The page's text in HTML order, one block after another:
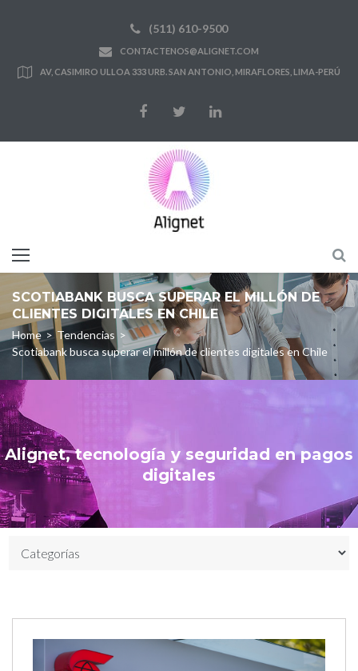
(511) 610-9500
CONTACTENOS@ALIGNET.COM
AV, CASIMIRO ULLOA 333 URB. SAN ANTONIO, MIRAFLORES, LIMA-PERÚ
SCOTIABANK BUSCA SUPERAR EL MILLÓN DE
CLIENTES DIGITALES EN CHILE
Home > Tendencias >
Scotiabank busca superar el millón de clientes digitales en Chile
Alignet, tecnología y seguridad en pagos
digitales